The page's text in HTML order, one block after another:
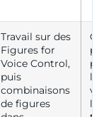
Travail sur des
Figures for
Voice Control,
puis
combinaisons
de figures
la